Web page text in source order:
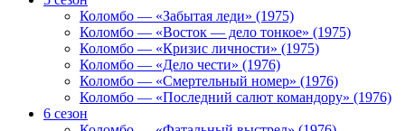
Коломбо — «Забытая леди» (1975)
Коломбо — «Восток — дело тонкое» (1975)
Коломбо — «Кризис личности» (1975)
Коломбо — «Дело чести» (1976)
Коломбо — «Смертельный номер» (1976)
Коломбо — «Последний салют командору» (1976)
6 сезон